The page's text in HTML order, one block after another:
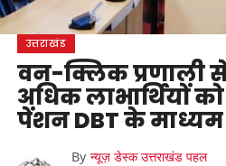
उत्तराखंड
वन-क्लिक प्रणाली
अधिक लाभार्थियों को
पेंशन DBT के माध्यम
By न्यूज़ डेस्क उत्तराखंड पहल